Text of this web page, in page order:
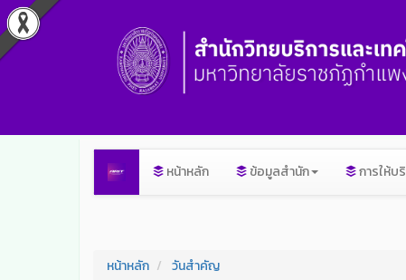
หน้าหลัก ข้อมูลสำนัก การให้บ
หน้าหลัก วันสำคัญ